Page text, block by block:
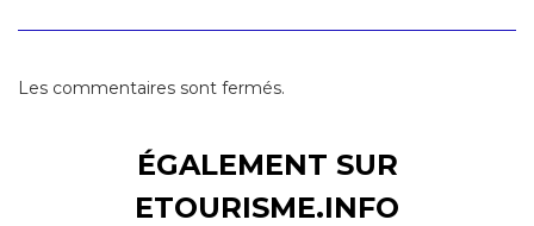
Les commentaires sont fermés.
ÉGALEMENT SUR
ETOURISME.INFO